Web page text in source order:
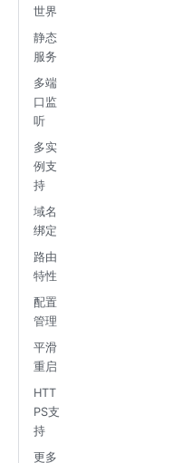
世界
静态
服务
多端
口监
听
多实
例支
持
域名
绑定
路由
特性
配置
管理
平滑
重启
HTT
PS支
持
更多